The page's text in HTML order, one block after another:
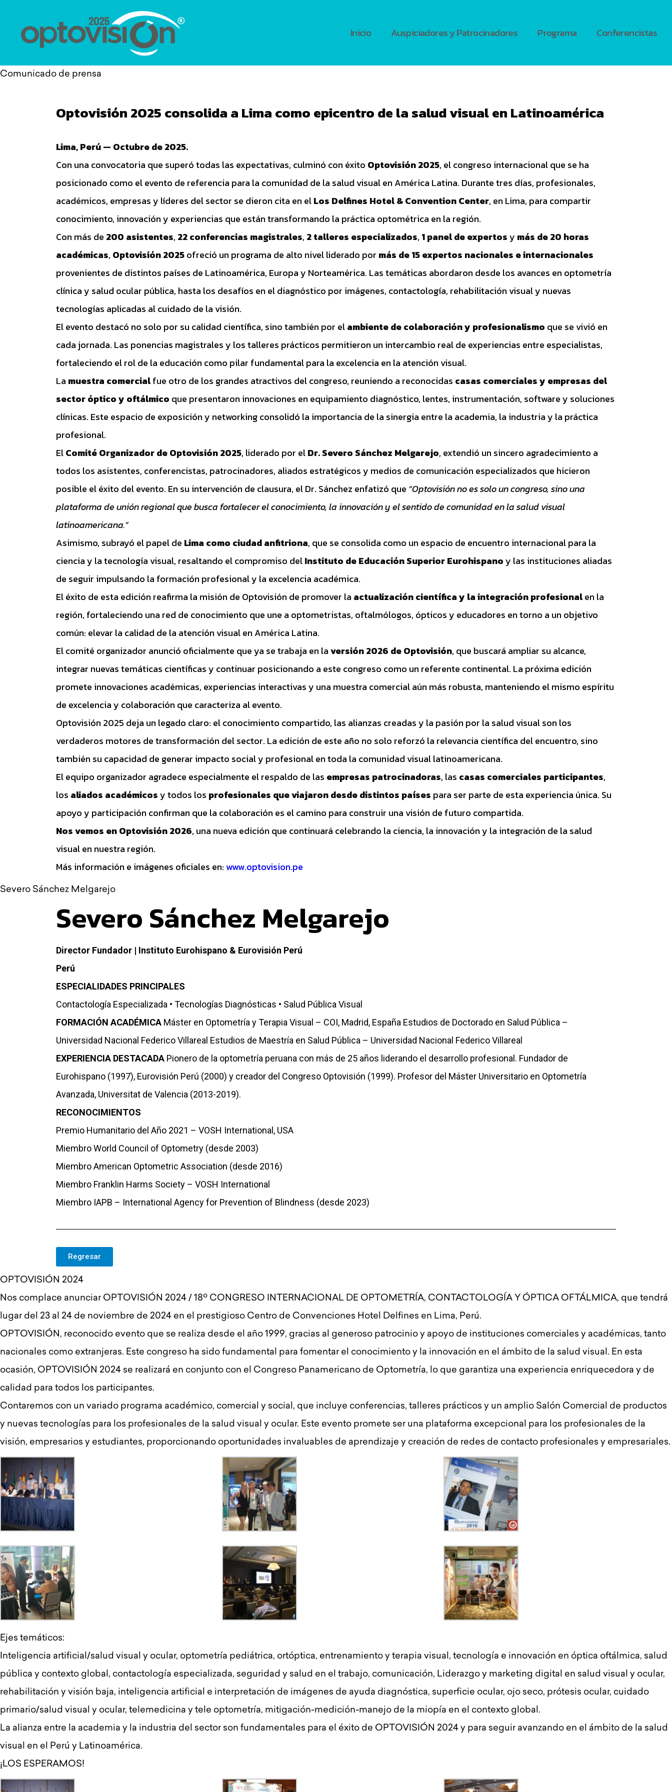
Inicio Auspiciadores y Patrocinadores Programa Conferencistas
Comunicado de prensa
Optovisión 2025 consolida a Lima como epicentro de la salud visual en Latinoamérica
Lima, Perú — Octubre de 2025.
Con una convocatoria que superó todas las expectativas, culminó con éxito Optovisión 2025, el congreso internacional que se ha
posicionado como el evento de referencia para la comunidad de la salud visual en América Latina. Durante tres días, profesionales,
académicos, empresas y líderes del sector se dieron cita en elLos Delfines Hotel & Convention Center, en Lima, para compartir
conocimiento, innovación y experiencias que están transformando la práctica optométrica en la región.
Con más de 200 asistentes, 22 conferencias magistrales, 2 talleres especializados, 1 panel de expertosy más de 20 horas
académicas, Optovisión 2025ofreció un programa de alto nivel liderado por más de 15 expertos nacionales e internacionales
provenientes de distintos países de Latinoamérica, Europa y Norteamérica. Las temáticas abordaron desde los avances en optometría
clínica y salud ocular pública, hasta los desafíos en el diagnóstico por imágenes, contactología, rehabilitación visual y nuevas
tecnologías aplicadas al cuidado de la visión.
El evento destacó no solo por su calidad científica, sino también por elambiente de colaboración y profesionalismo que se vivió en
cada jornada. Las ponencias magistrales y los talleres prácticos permitieron un intercambio real de experiencias entre especialistas,
fortaleciendo el rol de la educación como pilar fundamental para la excelencia en la atención visual.
La muestra comercialfue otro de los grandes atractivos del congreso, reuniendo a reconocidas casas comerciales y empresas del
sector óptico y oftálmico que presentaron innovaciones en equipamiento diagnóstico, lentes, instrumentación, software y soluciones
clínicas. Este espacio de exposición y networking consolidó la importancia de la sinergia entre la academia, la industria y la práctica
profesional.
ElComité Organizador de Optovisión 2025, liderado por elDr. Severo Sánchez Melgarejo, extendió un sincero agradecimiento a
todos los asistentes, conferencistas, patrocinadores, aliados estratégicos y medios de comunicación especializados que hicieron
posible el éxito del evento. En su intervención de clausura, el Dr. Sánchez enfatizó que “Optovisión no es solo un congreso, sino una
plataforma de unión regional que busca fortalecer el conocimiento, la innovación y el sentido de comunidad en la salud visual
latinoamericana.”
Asimismo, subrayó el papel de Lima como ciudad anfitriona, que se consolida como un espacio de encuentro internacional para la
ciencia y la tecnología visual, resaltando el compromiso delInstituto de Educación Superior Eurohispanoy las instituciones aliadas
de seguir impulsando la formación profesional y la excelencia académica.
El éxito de esta edición reafirma la misión de Optovisión de promover la actualización científica y la integración profesionalen la
región, fortaleciendo una red de conocimiento que une a optometristas, oftalmólogos, ópticos y educadores en torno a un objetivo
común: elevar la calidad de la atención visual en América Latina.
El comité organizador anunció oficialmente que ya se trabaja en laversión 2026 de Optovisión, que buscará ampliar su alcance,
integrar nuevas temáticas científicas y continuar posicionando a este congreso como un referente continental. La próxima edición
promete innovaciones académicas, experiencias interactivas y una muestra comercial aún más robusta, manteniendo el mismo espíritu
de excelencia y colaboración que caracteriza al evento.
Optovisión 2025 deja un legado claro: el conocimiento compartido, las alianzas creadas y la pasión por la salud visual son los
verdaderos motores de transformación del sector. La edición de este año no solo reforzó la relevancia científica del encuentro, sino
también su capacidad de generar impacto social y profesional en toda la comunidad visual latinoamericana.
El equipo organizador agradece especialmente el respaldo de las empresas patrocinadoras, las casas comerciales participantes,
los aliados académicosy todos los profesionales que viajaron desde distintos países para ser parte de esta experiencia única. Su
apoyo y participación confirman que la colaboración es el camino para construir una visión de futuro compartida.
Nos vemos en Optovisión 2026, una nueva edición que continuará celebrando la ciencia, la innovación y la integración de la salud
visual en nuestra región.
Más información e imágenes oficiales en: www.optovision.pe
Severo Sánchez Melgarejo
Severo Sánchez Melgarejo
Director Fundador | Instituto Eurohispano & Eurovisión Perú
Perú
ESPECIALIDADES PRINCIPALES
Contactología Especializada • Tecnologías Diagnósticas • Salud Pública Visual
FORMACIÓN ACADÉMICA Máster en Optometría y Terapia Visual – COI, Madrid, España Estudios de Doctorado en Salud Pública –
Universidad Nacional Federico Villareal Estudios de Maestría en Salud Pública – Universidad Nacional Federico Villareal
EXPERIENCIA DESTACADA Pionero de la optometría peruana con más de 25 años liderando el desarrollo profesional. Fundador de
Eurohispano (1997), Eurovisión Perú (2000) y creador del Congreso Optovisión (1999). Profesor del Máster Universitario en Optometría
Avanzada, Universitat de Valencia (2013-2019).
RECONOCIMIENTOS
Premio Humanitario del Año 2021 – VOSH International, USA
Miembro World Council of Optometry (desde 2003)
Miembro American Optometric Association (desde 2016)
Miembro Franklin Harms Society – VOSH International
Miembro IAPB – International Agency for Prevention of Blindness (desde 2023)
Regresar
OPTOVISIÓN 2024
Nos complace anunciar OPTOVISIÓN 2024 / 18º CONGRESO INTERNACIONAL DE OPTOMETRÍA, CONTACTOLOGÍA Y ÓPTICA OFTÁLMICA, que tendrá
lugar del 23 al 24 de noviembre de 2024 en el prestigioso Centro de Convenciones Hotel Delfines en Lima, Perú.
OPTOVISIÓN, reconocido evento que se realiza desde el año 1999, gracias al generoso patrocinio y apoyo de instituciones comerciales y académicas, tanto
nacionales como extranjeras. Este congreso ha sido fundamental para fomentar el conocimiento y la innovación en el ámbito de la salud visual. En esta
ocasión, OPTOVISIÓN 2024 se realizará en conjunto con el Congreso Panamericano de Optometría, lo que garantiza una experiencia enriquecedora y de
calidad para todos los participantes.
Contaremos con un variado programa académico, comercial y social, que incluye conferencias, talleres prácticos y un amplio Salón Comercial de productos
y nuevas tecnologías para los profesionales de la salud visual y ocular. Este evento promete ser una plataforma excepcional para los profesionales de la
visión, empresarios y estudiantes, proporcionando oportunidades invaluables de aprendizaje y creación de redes de contacto profesionales y empresariales.
Ejes temáticos:
Inteligencia artificial/salud visual y ocular, optometría pediátrica, ortóptica, entrenamiento y terapia visual, tecnología e innovación en óptica oftálmica, salud
pública y contexto global, contactología especializada, seguridad y salud en el trabajo, comunicación, Liderazgo y marketing digital en salud visual y ocular,
rehabilitación y visión baja, inteligencia artificial e interpretación de imágenes de ayuda diagnóstica, superficie ocular, ojo seco, prótesis ocular, cuidado
primario/salud visual y ocular, telemedicina y tele optometría, mitigación-medición-manejo de la miopía en el contexto global.
La alianza entre la academia y la industria del sector son fundamentales para el éxito de OPTOVISIÓN 2024 y para seguir avanzando en el ámbito de la salud
visual en el Perú y Latinoamérica.
¡LOS ESPERAMOS!